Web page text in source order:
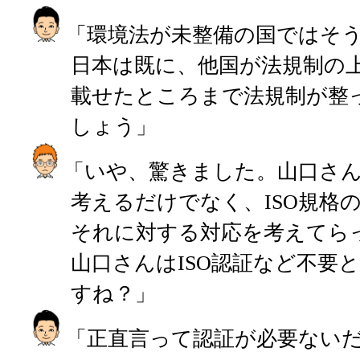
「環境法が未整備の国ではそ
日本は既に、他国が法規制の
載せたところまで法規制が整
しょう」
「いや、驚きました。山口さ
考えるだけでなく、ISO規格
それに対する対応を考えてら
山口さんはISO認証など不要
すね？」
「正直言って認証が必要ない